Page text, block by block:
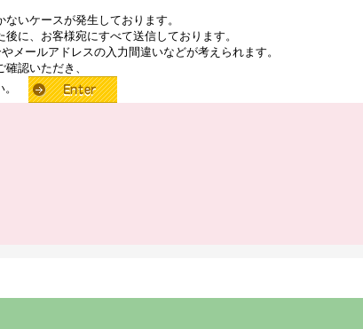
いケースが発生しております。
に、お客様宛にすべて送信しております。
メールアドレスの入力間違いなどが考えられます。
認いただき、
。